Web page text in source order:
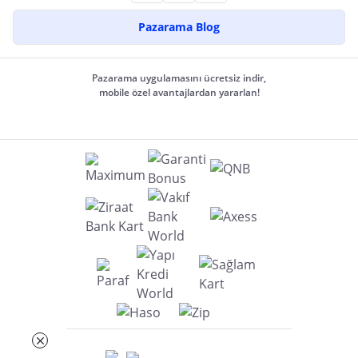
Pazarama Blog
Pazarama uygulamasını ücretsiz indir,
mobile özel avantajlardan yararlan!